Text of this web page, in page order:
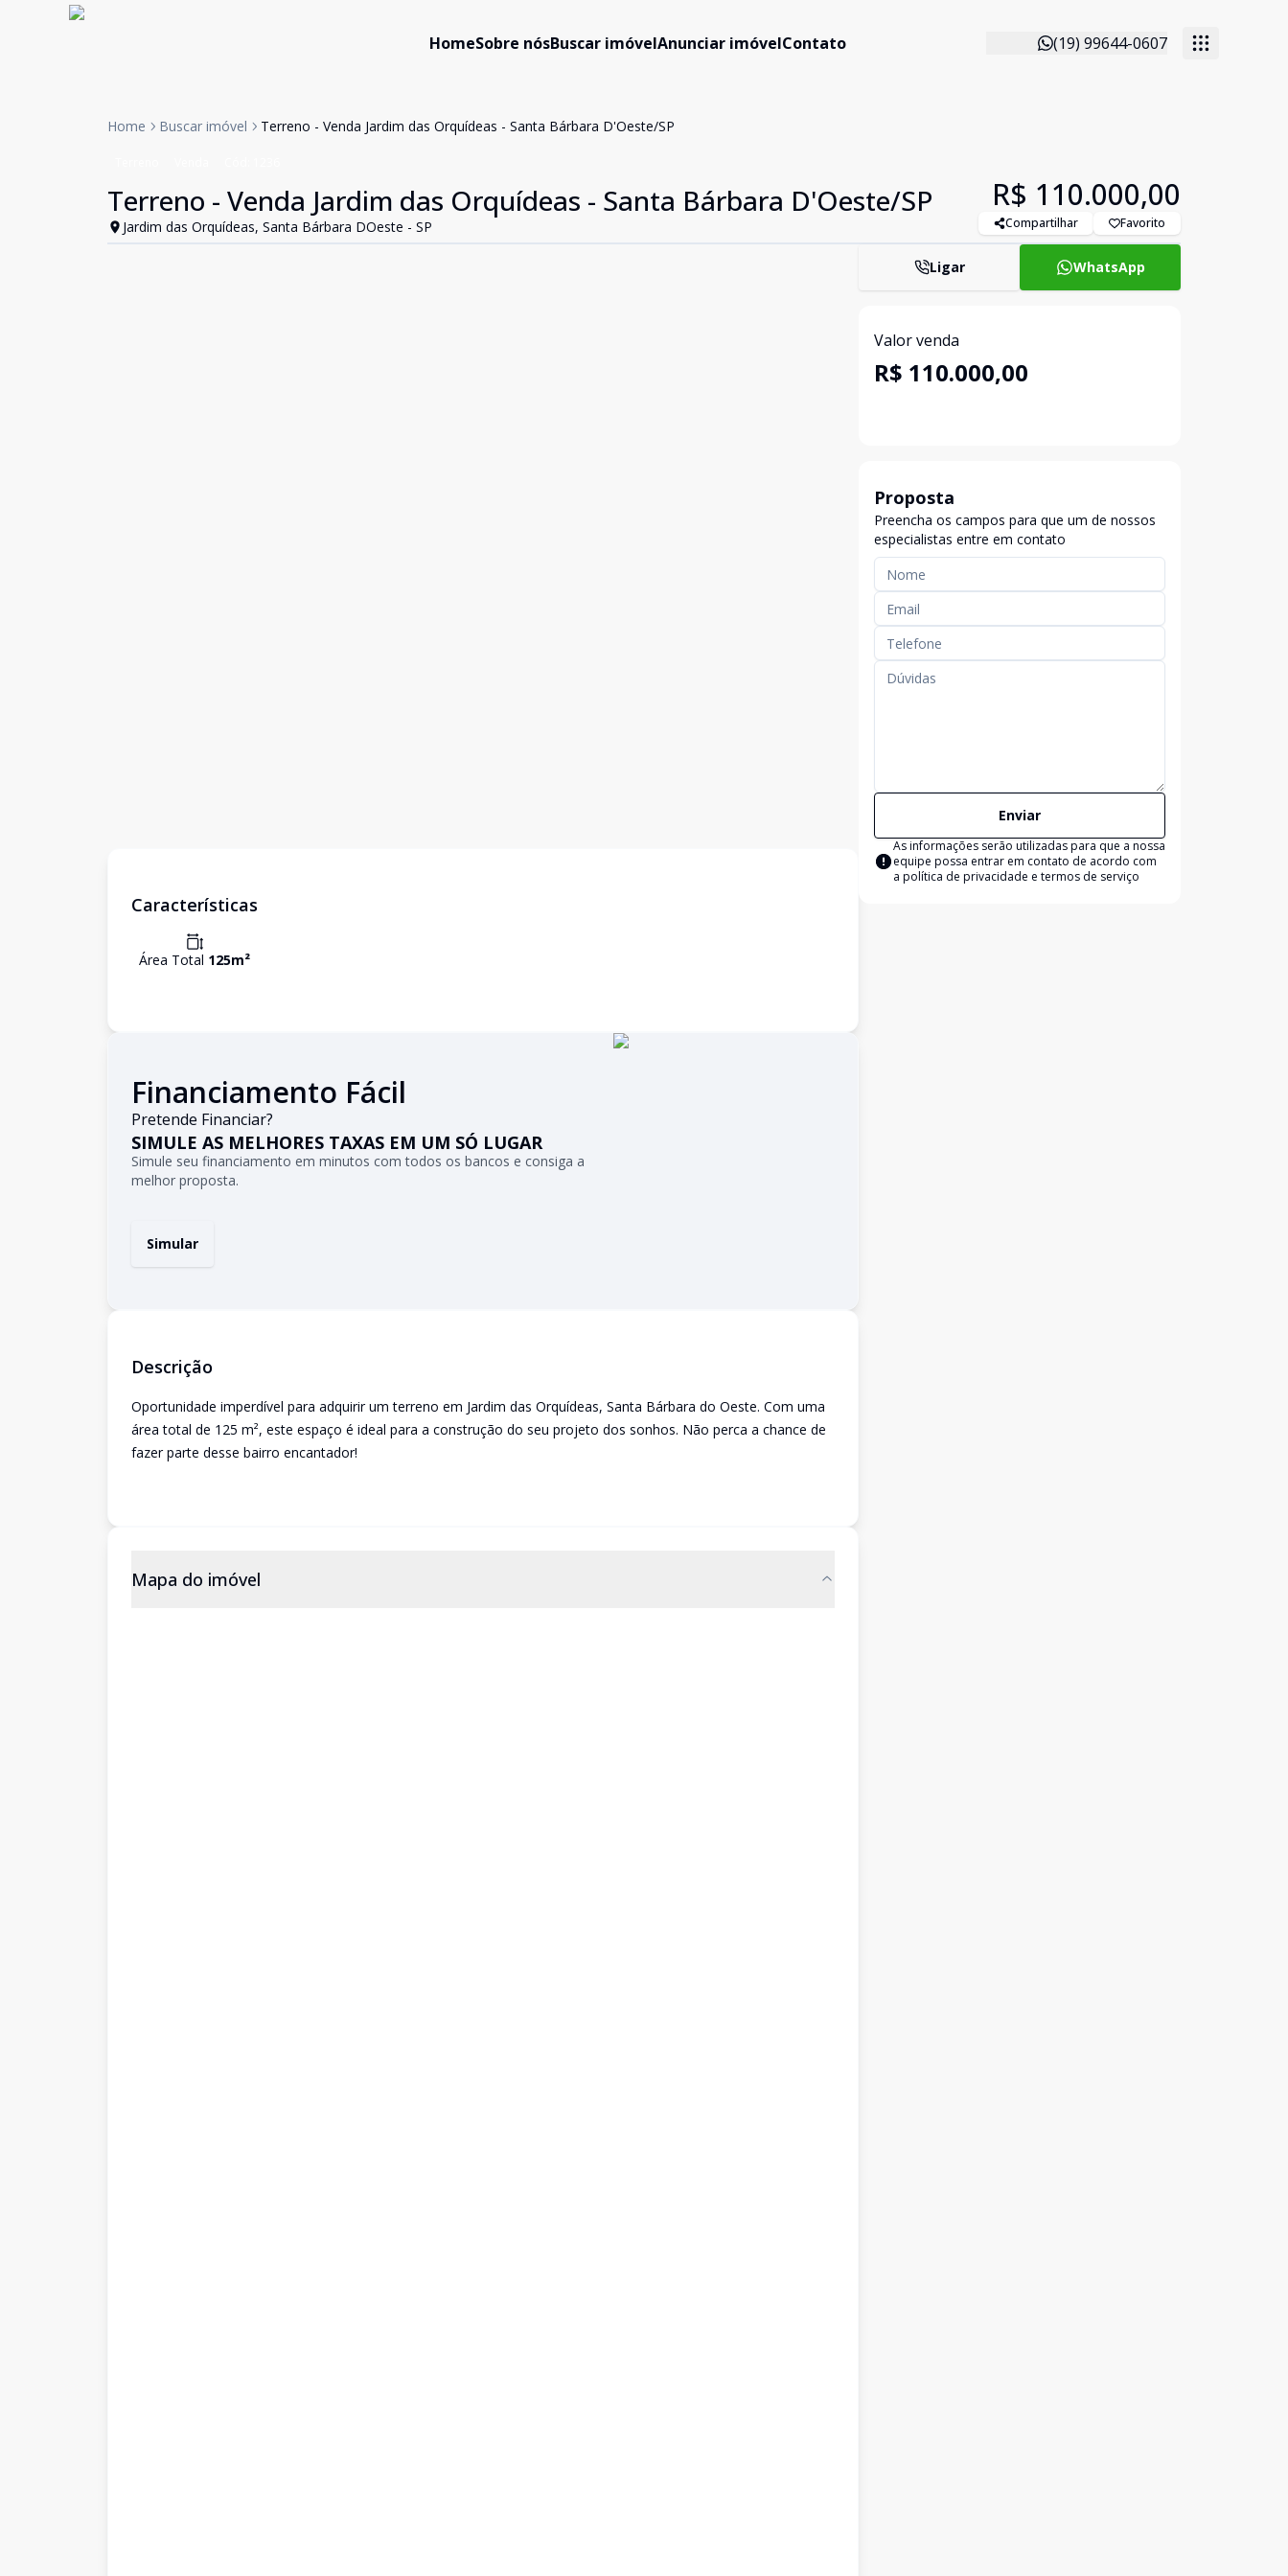
HomeSobre nósBuscar imóvelAnunciar imóvelContato (19) 99644-0607
Home Buscar imóvel Terreno - Venda Jardim das Orquídeas - Santa Bárbara D'Oeste/SP
Terreno - Venda Jardim das Orquídeas - Santa Bárbara D'Oeste/SP
Jardim das Orquídeas, Santa Bárbara DOeste - SP
R$ 110.000,00
Compartilhar Favorito
Características
Área Total 125m²
Financiamento Fácil
Pretende Financiar?
SIMULE AS MELHORES TAXAS EM UM SÓ LUGAR
Simule seu financiamento em minutos com todos os bancos e consiga a
melhor proposta.
Simular
Descrição
Oportunidade imperdível para adquirir um terreno em Jardim das Orquídeas, Santa Bárbara do Oeste. Com uma
área total de 125 m², este espaço é ideal para a construção do seu projeto dos sonhos. Não perca a chance de
fazer parte desse bairro encantador!
Mapa do imóvel
Ligar WhatsApp
Valor venda
R$ 110.000,00
Proposta
Preencha os campos para que um de nossos
especialistas entre em contato
Enviar
As informações serão utilizadas para que a nossa
equipe possa entrar em contato de acordo com
a política de privacidade e termos de serviço